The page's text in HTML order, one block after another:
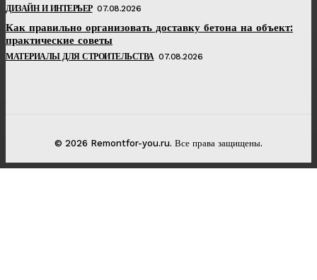
ДИЗАЙН И ИНТЕРЬЕР 07.08.2026
Как правильно организовать доставку бетона на объект:
практические советы
МАТЕРИАЛЫ ДЛЯ СТРОИТЕЛЬСТВА 07.08.2026
© 2026 Remontfor-you.ru. Все права защищены.